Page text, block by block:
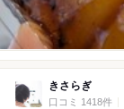
きさらぎ
口コミ 1418件